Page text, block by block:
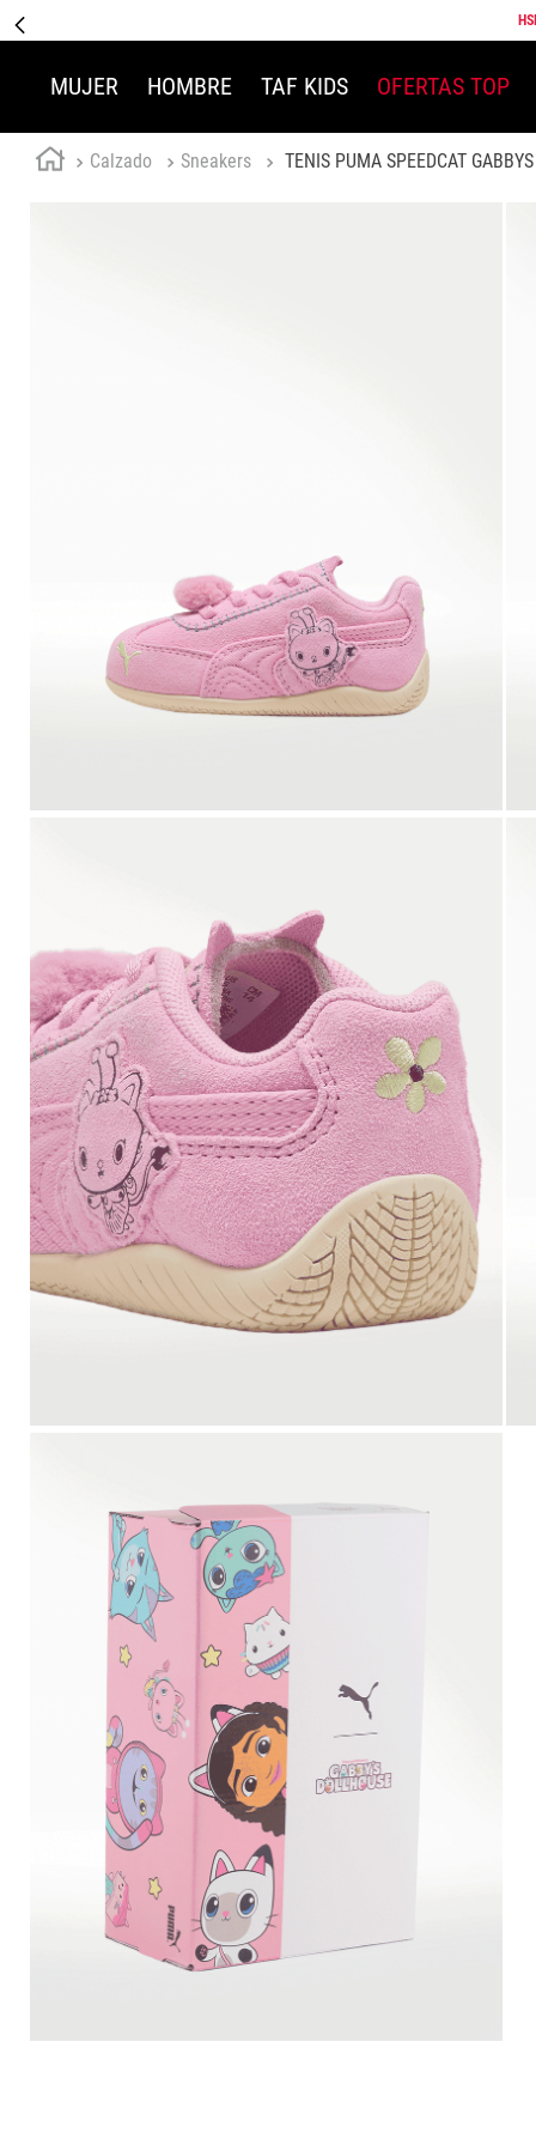
MUJER HOMBRE TAF KIDS OFERTAS TOP
Calzado Sneakers TENIS PUMA SPEEDCAT